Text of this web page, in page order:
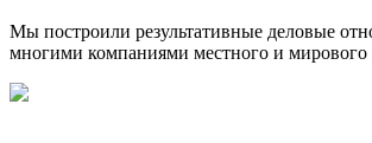
Мы построили результативные деловые
многими компаниями местного и мирового